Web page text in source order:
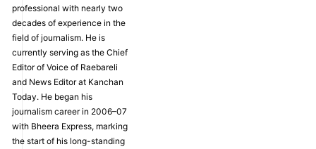
professional with nearly two
decades of experience in the
field of journalism. He is
currently serving as the Chief
Editor of Voice of Raebareli
and News Editor at Kanchan
Today. He began his
journalism career in 2006–07
with Bheera Express, marking
the start of his long-standing